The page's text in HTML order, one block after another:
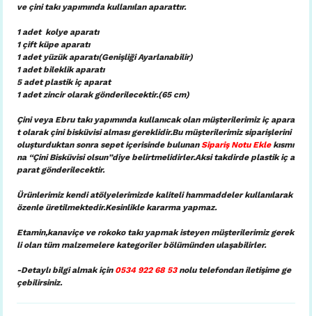
ve çini takı yapımında kullanılan aparattır.
1 adet kolye aparatı
1 çift küpe aparatı
1 adet yüzük aparatı(Genişliği Ayarlanabilir)
1 adet bileklik aparatı
5 adet plastik iç aparat
1 adet zincir olarak gönderilecektir.(65 cm)
Çini veya Ebru takı yapımında kullanıcak olan müşterilerimiz iç apara
t olarak çini bisküvisi alması gereklidir.Bu müşterilerimiz siparişlerini
oluşturduktan sonra sepet içerisinde bulunanSipariş Notu Eklekısmı
na “Çini Bisküvisi olsun”diye belirtmelidirler.Aksi takdirde plastik iç a
parat gönderilecektir.
Ürünlerimiz kendi atölyelerimizde kaliteli hammaddeler kullanılarak
özenle üretilmektedir.Kesinlikle kararma yapmaz.
Etamin,kanaviçe ve rokoko takı yapmak isteyen müşterilerimiz gerek
li olan tüm malzemelere kategoriler bölümünden ulaşabilirler.
-Detaylı bilgi almak için 0534 922 68 53nolu telefondan iletişime ge
çebilirsiniz.